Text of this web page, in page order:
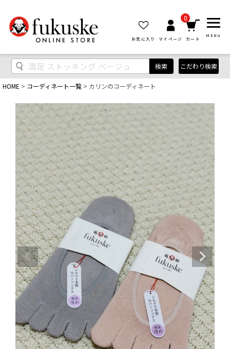
お気に入り マイページ
0
カート
MENU
検索 こだわり検索
HOME コーディネート一覧 カリンのコーディネート